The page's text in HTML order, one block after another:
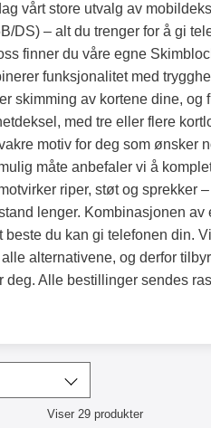
vårt store utvalg av
DS) – alt du trenger for å gi
finner du våre egne
funksjonalitet med
skimming av kortene dine, og
med tre eller flere
motiv for deg som ønsker
måte anbefaler vi å
riper, støt og sprekker
lenger. Kombinasjonen
beste du kan gi telefonen din.
alle alternativene, og derfor
Alle bestillinger sendes
Viser 29 produkter